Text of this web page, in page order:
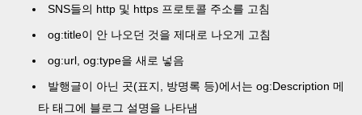
SNS들의 http 및 https 프로토콜 주소를 고침
og:title이 안 나오던 것을 제대로 나오게 고침
og:url, og:type을 새로 넣음
발행글이 아닌 곳(표지, 방명록 등)에서는 og:Description 메
타 태그에 블로그 설명을 나타냄